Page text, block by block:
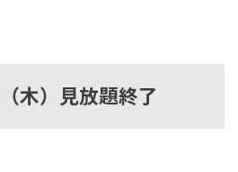
木）見放題終了